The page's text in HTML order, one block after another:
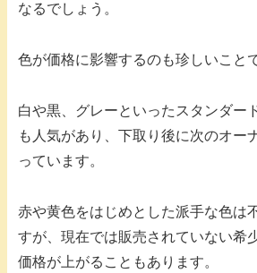
なるでしょう。
色が価格に影響するのも珍しいこと
白や黒、グレーといったスタンダー
も人気があり、下取り後に次のオー
っています。
赤や黄色をはじめとした派手な色は
すが、現在では販売されていない希
価格が上がることもあります。